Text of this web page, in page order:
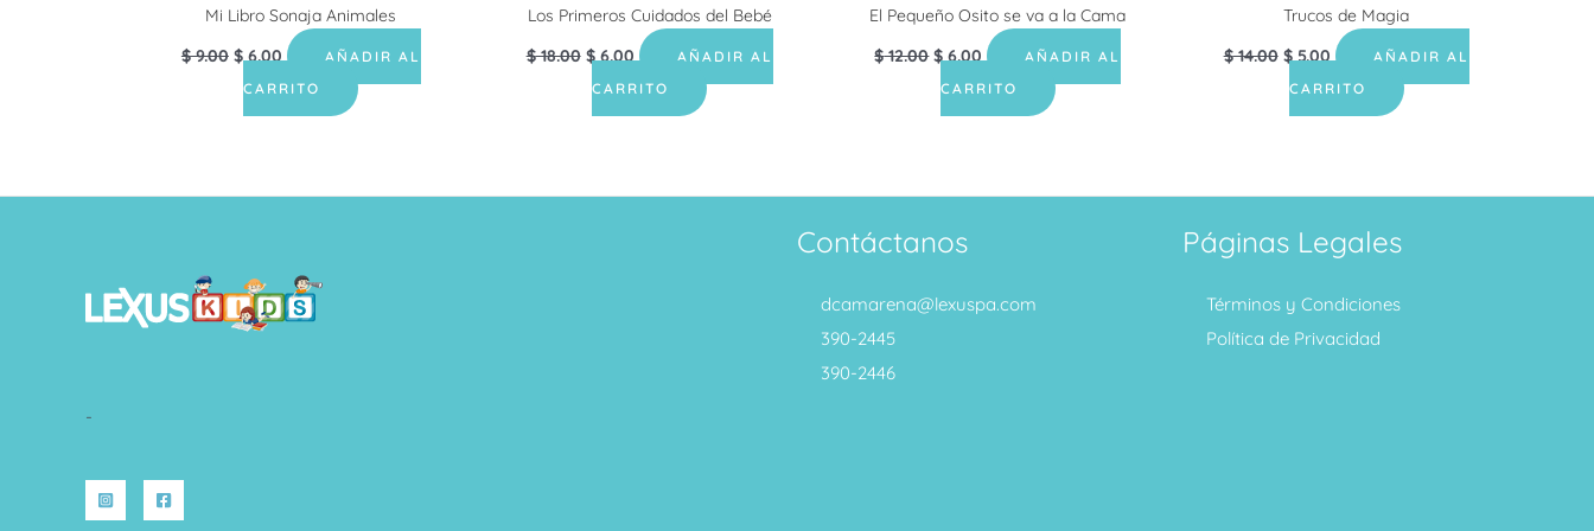
Mi Libro Sonaja Animales
$9.00 $6.00
AÑADIR AL
CARRITO
Los Primeros Cuidados del Bebé
$18.00 $6.00
AÑADIR AL
CARRITO
El Pequeño Osito se va a la Cama
$12.00 $6.00
AÑADIR AL
CARRITO
Trucos de Magia
$14.00 $5.00
AÑADIR AL
CARRITO
-
Contáctanos
dcamarena@lexuspa.com
390-2445
390-2446
Páginas Legales
Términos y Condiciones
Política de Privacidad